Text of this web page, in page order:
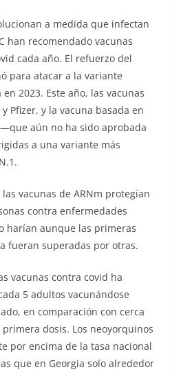
a medida que infectan
han recomendado vacunas
cada año. El refuerzo del
para atacar a la variante
2023. Este año, las vacunas
Pfizer, y la vacuna basada en
aún no ha sido aprobada
a una variante más
vacunas de ARNm protegían
contra enfermedades
harían aunque las primeras
fueran superadas por otras.
vacunas contra covid ha
5 adultos vacunándose
en comparación con cerca
dosis. Los neoyorquinos
por encima de la tasa nacional
que en Georgia solo alrededor